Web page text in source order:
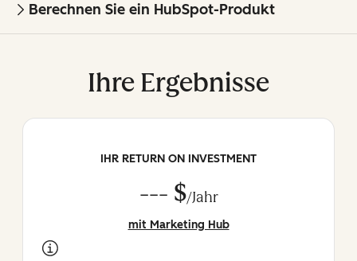
Berechnen Sie ein HubSpot-Produkt
Ihre Ergebnisse
IHR RETURN ON INVESTMENT
--- $/Jahr
mit Marketing Hub